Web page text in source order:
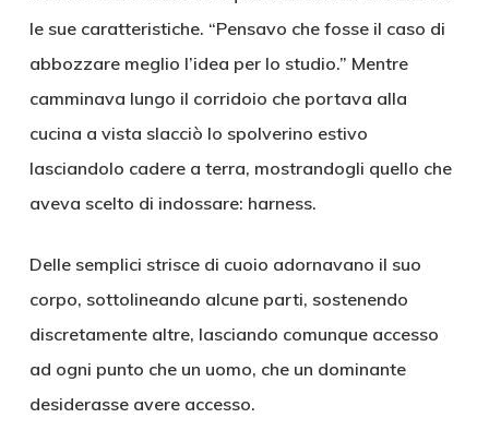
le sue caratteristiche. “Pensavo che fosse il caso di
abbozzare meglio l’idea per lo studio.” Mentre
camminava lungo il corridoio che portava alla
cucina a vista slacciò lo spolverino estivo
lasciandolo cadere a terra, mostrandogli quello che
aveva scelto di indossare: harness.
Delle semplici strisce di cuoio adornavano il suo
corpo, sottolineando alcune parti, sostenendo
discretamente altre, lasciando comunque accesso
ad ogni punto che un uomo, che un dominante
desiderasse avere accesso.